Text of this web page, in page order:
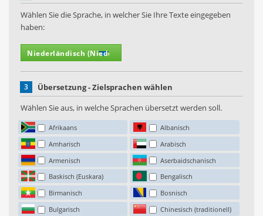
Wählen Sie die Sprache, in welcher Sie Ihre Texte eingegeben
haben:
3
Übersetzung - Zielsprachen wählen
Wählen Sie aus, in welche Sprachen übersetzt werden soll.
Afrikaans
Albanisch
Amharisch
Arabisch
Armenisch
Aserbaidschanisch
Baskisch (Euskara)
Bengalisch
Birmanisch
Bosnisch
Bulgarisch
Chinesisch (traditionell)